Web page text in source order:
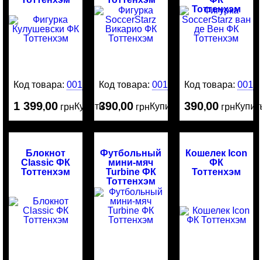
Код товара:0015966
1 399,00 грнКупить
Код товара:0015944
390,00 грнКупить
Тоттенхэм
Код товара:
390,00 грн
Блокнот
Classic ФК
Тоттенхэм
Футбольный
мини-мяч
Turbine ФК
Тоттенхэм
Кошелек Icon
ФК
Тоттенхэм